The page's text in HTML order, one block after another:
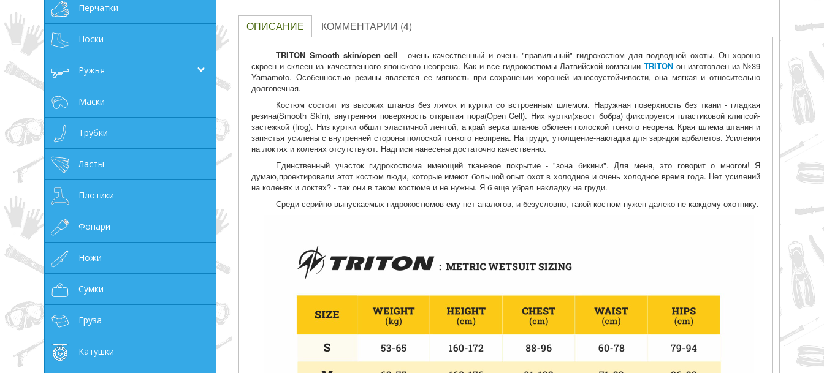
ОТМЕНА
Перчатки
Носки
Ружья
Маски
Трубки
Ласты
Плотики
Фонари
Ножи
Сумки
Груза
Катушки
ОПИСАНИЕ КОММЕНТАРИИ (4)
TRITON Smooth skin/open cell - очень качественный и очень "правильный" гидрокостюм для подводной охоты. Он хорошо
скроен и склеен из качественного японского неопрена. Как и все гидрокостюмы Латвийской компании TRITONон изготовлен из №39
Yamamoto. Особенностью резины является ее мягкость при сохранении хорошей износоустойчивости, она мягкая и относительно
долговечная.
Костюм состоит из высоких штанов без лямок и куртки со встроенным шлемом. Наружная поверхность без ткани - гладкая
резина(Smooth Skin), внутренняя поверхность открытая пора(Open Cell). Них куртки(хвост бобра) фиксируется пластиковой клипсой-
застежкой (frog). Низ куртки обшит эластичной лентой, а край верха штанов обклеен полоской тонкого неорена. Края шлема штанин и
запястья усилены с внутренней стороны полоской тонкого неопрена. На груди, утолщение-накладка для зарядки арбалетов. Усиления
на локтях и коленях отсутствуют. Надписи нанесены достаточно качественно.
Единственный участок гидрокостюма имеющий тканевое покрытие - "зона бикини". Для меня, это говорит о многом! Я
думаю,проектировали этот костюм люди, которые имеют большой опыт охот в холодное и очень холодное время года. Нет усилений
на коленях и локтях? - так они в таком костюме и не нужны. Я б еще убрал накладку на груди.
Среди серийно выпускаемых гидрокостюмов ему нет аналогов, и безусловно, такой костюм нужен далеко не каждому охотнику.